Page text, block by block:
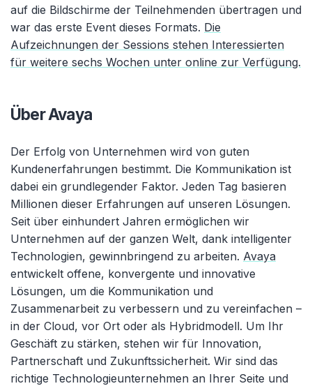
auf die Bildschirme der Teilnehmenden übertragen und
war das erste Event dieses Formats. Die
Aufzeichnungen der Sessions stehen Interessierten
für weitere sechs Wochen unter online zur Verfügung.
Über Avaya
Der Erfolg von Unternehmen wird von guten
Kundenerfahrungen bestimmt. Die Kommunikation ist
dabei ein grundlegender Faktor. Jeden Tag basieren
Millionen dieser Erfahrungen auf unseren Lösungen.
Seit über einhundert Jahren ermöglichen wir
Unternehmen auf der ganzen Welt, dank intelligenter
Technologien, gewinnbringend zu arbeiten. Avaya
entwickelt offene, konvergente und innovative
Lösungen, um die Kommunikation und
Zusammenarbeit zu verbessern und zu vereinfachen –
in der Cloud, vor Ort oder als Hybridmodell. Um Ihr
Geschäft zu stärken, stehen wir für Innovation,
Partnerschaft und Zukunftssicherheit. Wir sind das
richtige Technologieunternehmen an Ihrer Seite und